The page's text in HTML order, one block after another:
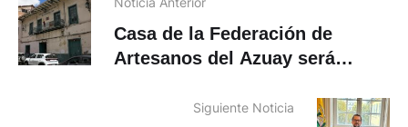
Casa de la Federación de
Artesanos del Azuay será
Siguiente Noticia